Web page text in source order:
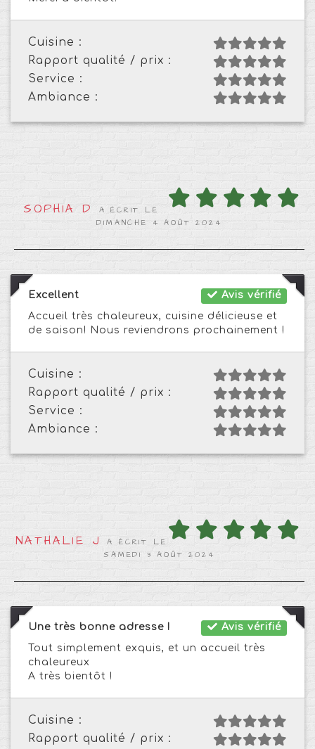
Cuisine :
Rapport qualité / prix :
Service :
Ambiance :
SOPHIA D
A ÉCRIT LE
DIMANCHE 4 AOÛT 2024
Avis vérifié
Excellent
Accueil très chaleureux, cuisine délicieuse et
de saison! Nous reviendrons prochainement !
Cuisine :
Rapport qualité / prix :
Service :
Ambiance :
NATHALIE J
A ÉCRIT LE
SAMEDI 3 AOÛT 2024
Avis vérifié
Une très bonne adresse !
Tout simplement exquis, et un accueil très
chaleureux
A très bientôt !
Cuisine :
Rapport qualité / prix :